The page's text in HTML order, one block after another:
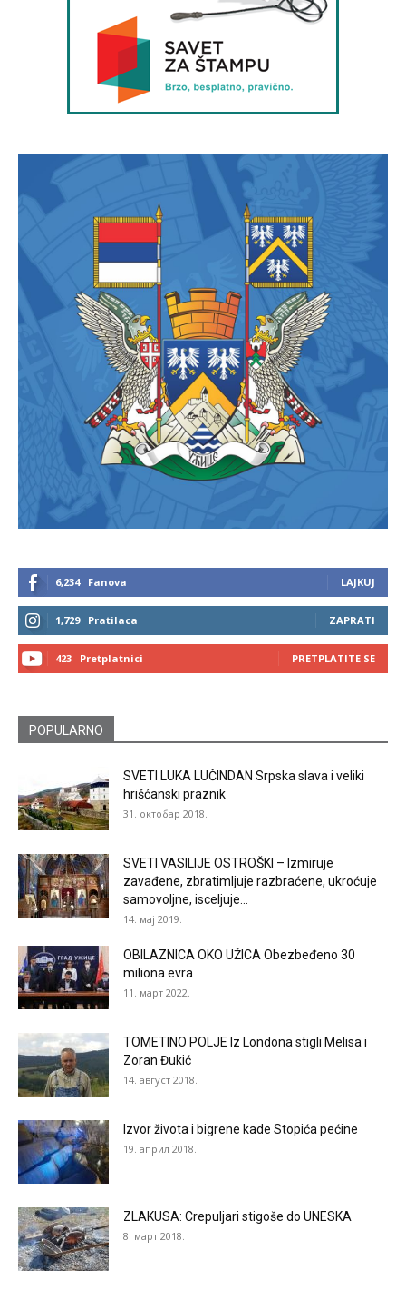
6,234 Fanova LAJKUJ
1,729 Pratilaca ZAPRATI
423 Pretplatnici PRETPLATITE SE
POPULARNO
SVETI LUKA LUČINDAN Srpska slava i veliki
hrišćanski praznik
31. октобар 2018.
SVETI VASILIJE OSTROŠKI – Izmiruje
zavađene, zbratimljuje razbraćene, ukroćuje
samovoljne, isceljuje...
14. мај 2019.
OBILAZNICA OKO UŽICA Obezbeđeno 30
miliona evra
11. март 2022.
TOMETINO POLJE Iz Londona stigli Melisa i
Zoran Đukić
14. август 2018.
Izvor života i bigrene kade Stopića pećine
19. април 2018.
ZLAKUSA: Crepuljari stigoše do UNESKA
8. март 2018.